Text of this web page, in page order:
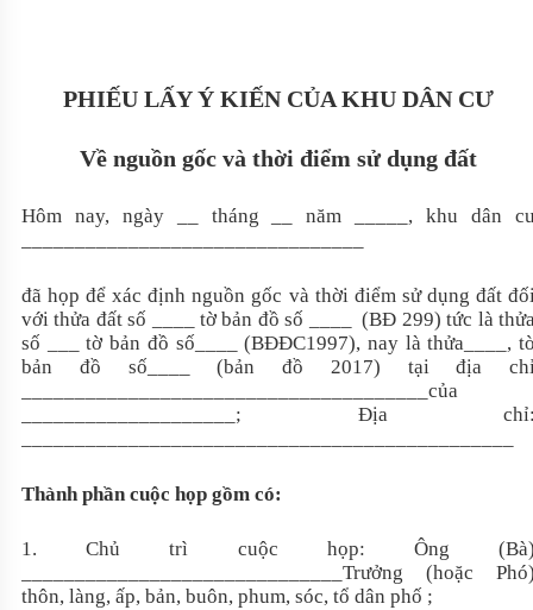
PHIẾU LẤY Ý KIẾN CỦA KHU DÂN CƯ
Về nguồn gốc và thời điểm sử dụng đất
Hôm nay, ngày __ tháng __ năm _____, khu dân
đã họp để xác định nguồn gốc và thời điểm sử dụng đất
với thửa đất số ____ tờ bản đồ số ____(BĐ 299) tức là
số
___ tờ bản đồ số____(BĐĐC1997), nay là thửa
,
bản đồ số ____(bản đồ 2017) tại địa
______________________________________của
____________________; Địa chỉ
Thành phần cuộc họp gồm có:
1. Chủ trì cuộc họp: Ông
______________________________Trưởng (hoặc
thôn, làng, ấp, bản, buôn, phum, sóc, tổ dân phố ;